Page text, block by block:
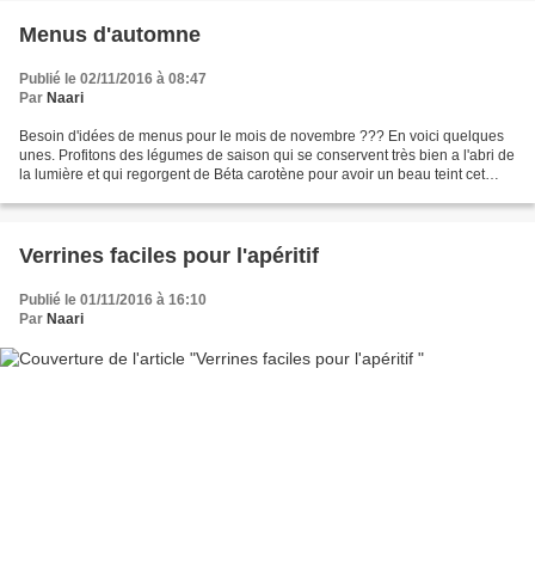
Menus d'automne
Publié le 02/11/2016 à 08:47
Par Naari
Besoin d'idées de menus pour le mois de novembre ??? En voici quelques
unes. Profitons des légumes de saison qui se conservent très bien a l'abri de
la lumière et qui regorgent de Béta carotène pour avoir un beau teint cet
Verrines faciles pour l'apéritif
Publié le 01/11/2016 à 16:10
Par Naari